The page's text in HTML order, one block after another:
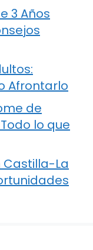
3 Años
Afrontarlo
de
lo que
La